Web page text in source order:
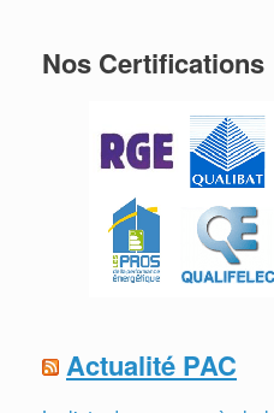
Nos Certifications
Actualité PAC